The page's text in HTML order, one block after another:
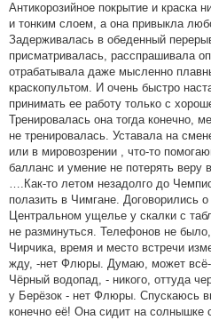
Антикорозийное покрытие и краска
и тонким слоем, а она привыкла
Задерживалась в обеденный
присматривалась, расспрашивала
отрабатывала даже мысленно
краскопультом. И очень быстро
принимать ее работу только с
Тренировалась она тогда конечно,
не тренировалась. Уставала на
или в мировозрении , что-то
балланс и умение не потерять веру
….Как-то летом незадолго до
полазить в Чимгане. Договорились
Центральном ущелье у скалки с
не разминуться. Телефонов не
Чирчика, время и место встречи
жду, -нет Флюры. Думаю, может всё-
Чёрный водопад, - никого, оттуда
у Берёзок - нет Флюры. Спускаюсь
конечно её! Она сидит на